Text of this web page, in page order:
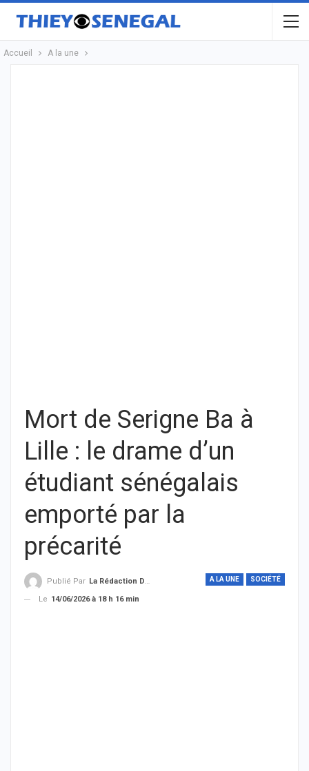
Accueil A la une
Mort de Serigne Ba à
Lille : le drame d’un
étudiant sénégalais
emporté par la
précarité
A LA UNE SOCIÉTÉ
Publié Par La Rédaction De THIEYSENEGAL.com
Le 14/06/2026 à 18 h 16 min